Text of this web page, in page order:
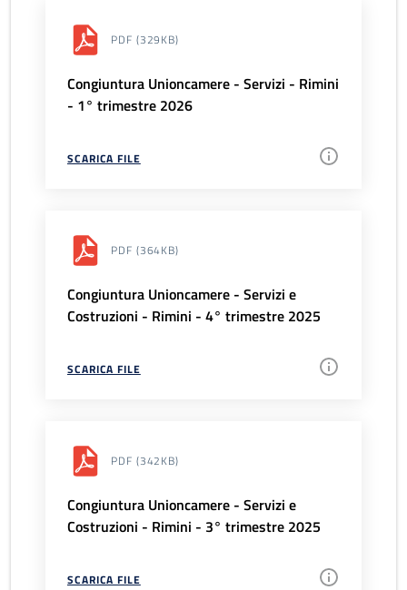
PDF (329KB)
Congiuntura Unioncamere - Servizi - Rimini
- 1° trimestre 2026
SCARICA FILE
PDF (364KB)
Congiuntura Unioncamere - Servizi e
Costruzioni - Rimini - 4° trimestre 2025
SCARICA FILE
PDF (342KB)
Congiuntura Unioncamere - Servizi e
Costruzioni - Rimini - 3° trimestre 2025
SCARICA FILE